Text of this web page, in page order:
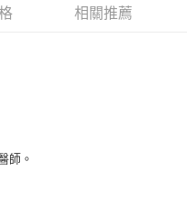
足之情形，本公司將視審查結果
)
相關推薦
師。